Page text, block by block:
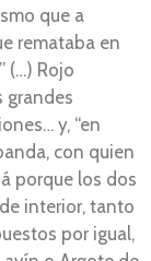
que a
remataba en
(…) Rojo
y, “en
con quien
porque los dos
interior, tanto
por igual,